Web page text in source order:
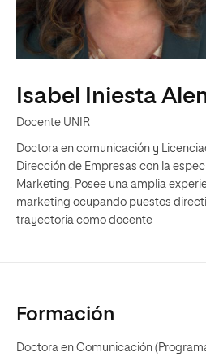
Isabel Iniesta
Docente UNIR
Doctora en comunicación y
Dirección de Empresas con la
Marketing. Posee una amplia
marketing ocupando puestos
trayectoria como docente
Formación
Doctora en Comunicación